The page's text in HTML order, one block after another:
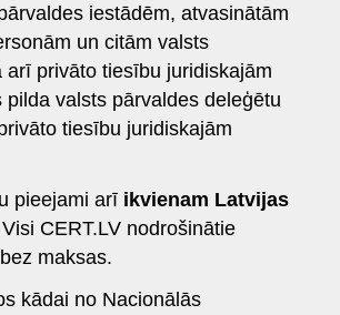
iestādēm, atvasinātām
un citām valsts
arī privāto tiesību juridiskajām
pilda valsts pārvaldes deleģētu
tiesību juridiskajām
pieejami arīikvienam Latvijas
Visi CERT.LV nodrošinātie
maksas.
kādai no Nacionālās